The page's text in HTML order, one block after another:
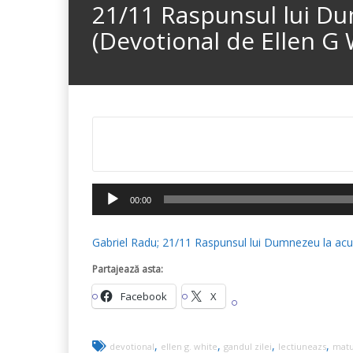
21/11 Raspunsul lui
(Devotional de Ellen G
Player
audio
00:00
Gabriel Radu; 21/11 Raspunsul lui Dumnezeu la
Partajează asta:
Facebook X
devotional, ellen g. white, gandul zilei, lectiuneazs,